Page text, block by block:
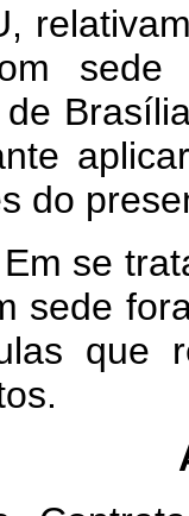
do
Em se
sede
que